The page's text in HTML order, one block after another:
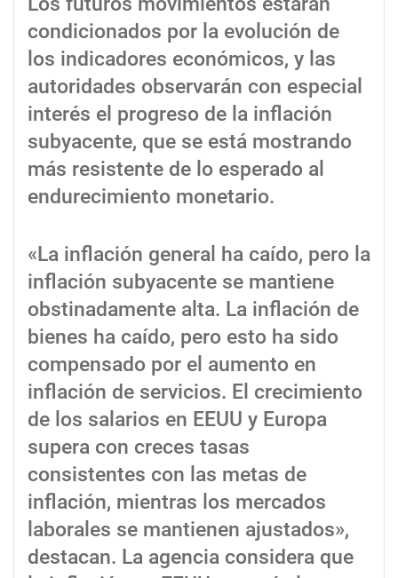
condicionados por la evolución de
los indicadores económicos, y las
autoridades observarán con especial
interés el progreso de la inflación
subyacente, que se está mostrando
más resistente de lo esperado al
endurecimiento monetario.
«La inflación general ha caído, pero la
inflación subyacente se mantiene
obstinadamente alta. La inflación de
bienes ha caído, pero esto ha sido
compensado por el aumento en
inflación de servicios. El crecimiento
de los salarios en EEUU y Europa
supera con creces tasas
consistentes con las metas de
inflación, mientras los mercados
laborales se mantienen ajustados»,
destacan. La agencia considera que